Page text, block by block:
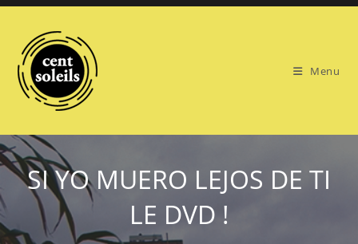
Skip
content
Menu
SI YO MUERO LEJOS DE TI
LE DVD !